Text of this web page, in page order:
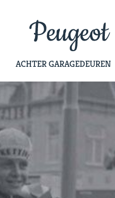
ACHTER GARAGEDEUREN